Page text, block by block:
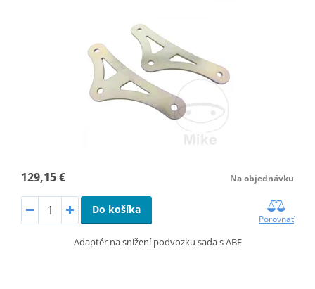
129,15 € Na objednávku
Do košíka
Porovnať
Adaptér na snížení podvozku sada s ABE